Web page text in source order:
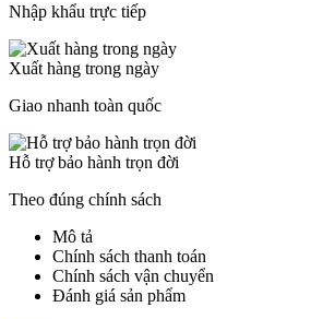
Nhập khẩu trực tiếp
Xuất hàng trong ngày
Giao nhanh toàn quốc
Hỗ trợ bảo hành trọn đời
Theo đúng chính sách
Mô tả
Chính sách thanh toán
Chính sách vận chuyển
Đánh giá sản phẩm